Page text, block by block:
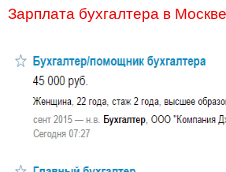
Зарплата бухгалтера в